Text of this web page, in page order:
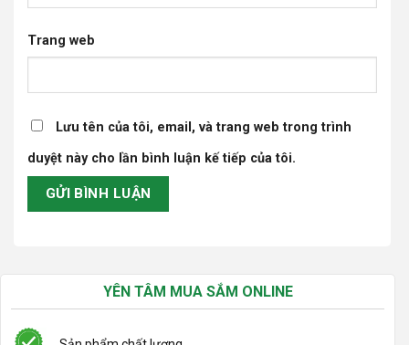
Trang web
Lưu tên của tôi, email, và trang web trong trình
duyệt này cho lần bình luận kế tiếp của tôi.
YÊN TÂM MUA SẮM ONLINE